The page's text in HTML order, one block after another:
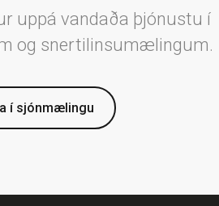
uppá vandaða þjónustu í
og snertilinsumælingum.
í sjónmælingu